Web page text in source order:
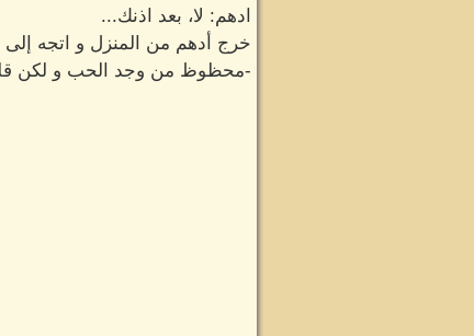
ادهم: لا، بعد اذنك...
خرج أدهم من المنزل و اتجه إلى
-محظوظ من وجد الحب و لكن